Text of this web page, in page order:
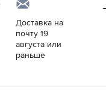
Доставка на
почту 19
августа или
раньше